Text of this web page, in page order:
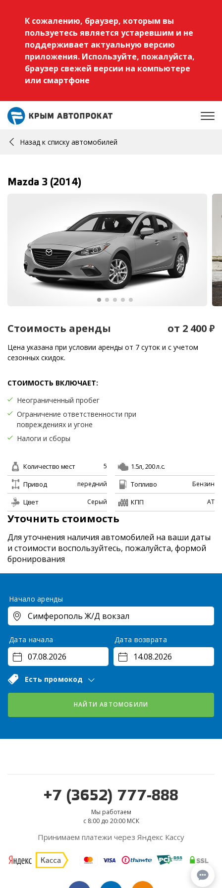
К сожалению, браузер, которым вы
пользуетесь является устаревшим и не
поддерживает актуальную версию
приложения. Используйте, пожалуйста,
браузер свежей версии на компьютере
или смартфоне
Назад к списку автомобилей
Mazda 3 (2014)
Стоимость аренды от 2 400₽
Цена указана при условии аренды от 7 суток и с учетом
сезонных скидок.
СТОИМОСТЬ ВКЛЮЧАЕТ:
Неограниченный пробег
Ограничение ответственности при
повреждениях и угоне
Налоги и сборы
Количество мест 5
Привод передний
Цвет Серый
1.5л, 200 л.с.
Топливо
Бензин
КПП AT
Уточнить стоимость
Для уточнения наличия автомобилей на ваши даты
и стоимости воспользуйтесь, пожалуйста, формой
бронирования
Начало аренды
Дата начала Дата возврата
Есть промокод
НАЙТИ АВТОМОБИЛИ
+7 (3652) 777-888
Мы работаем
с 8:00 до 20:00 МСК
Принимаем платежи через Яндекс Кассу